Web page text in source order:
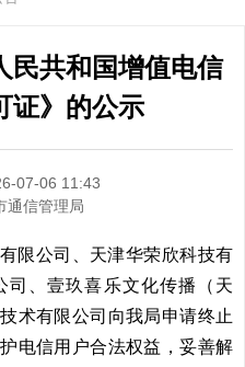
民共和国增值电信
证》的公示
07-06 11:43
通信管理局
限公司、天津华荣欣科技有
司、壹玖喜乐文化传播（天
术有限公司向我局申请终止
电信用户合法权益，妥善解